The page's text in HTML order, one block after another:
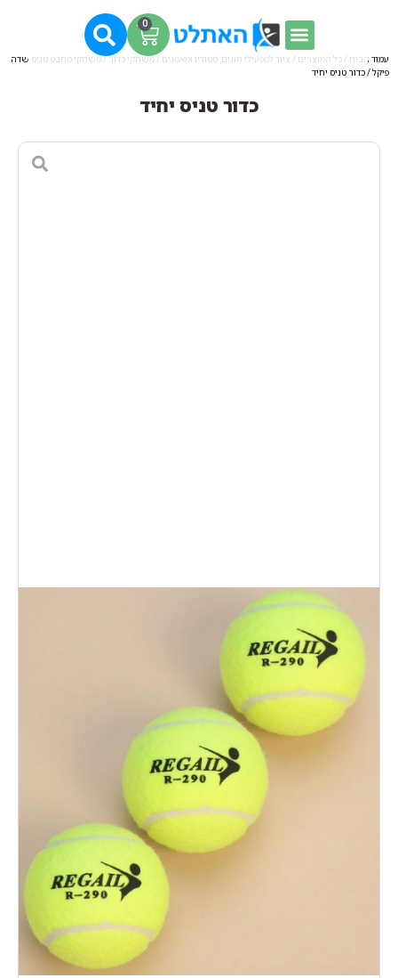
0
עמוד הבית / כל המוצרים / ציוד למפעילי חוגים, סטודיו ומאמנים / משחקי כדור/משחקי מחבט טניס שדה
פיקל/ כדור טניס יחיד
כדור טניס יחיד